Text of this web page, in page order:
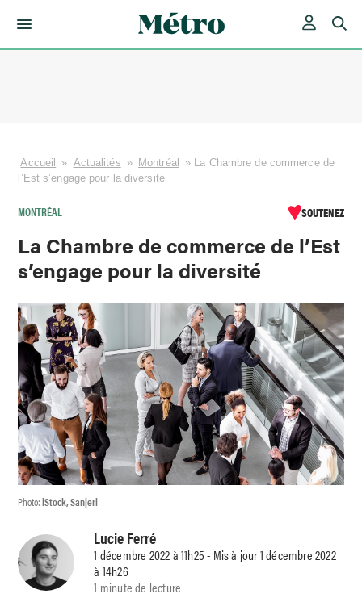
Accueil » Actualités » Montréal » La Chambre de commerce de
l’Est s’engage pour la diversité
MONTRÉAL SOUTENEZ
La Chambre de commerce de l’Est
s’engage pour la diversité
Photo:iStock, Sanjeri
Lucie Ferré
1 décembre 2022 à 11h25 - Mis à jour 1 décembre 2022
à 14h26
1 minute de lecture